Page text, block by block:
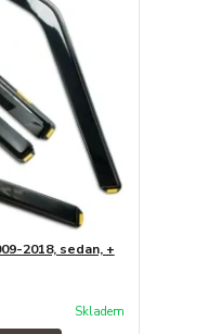
2018, sedan, +
Skladem